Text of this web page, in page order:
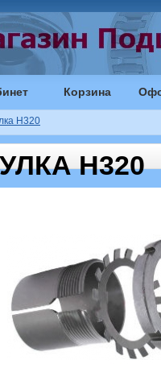
Корзина
H320
H320